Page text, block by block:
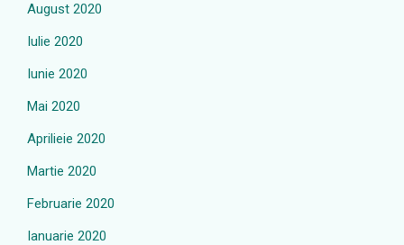
August 2020
Iulie 2020
Iunie 2020
Mai 2020
Aprilieie 2020
Martie 2020
Februarie 2020
Ianuarie 2020